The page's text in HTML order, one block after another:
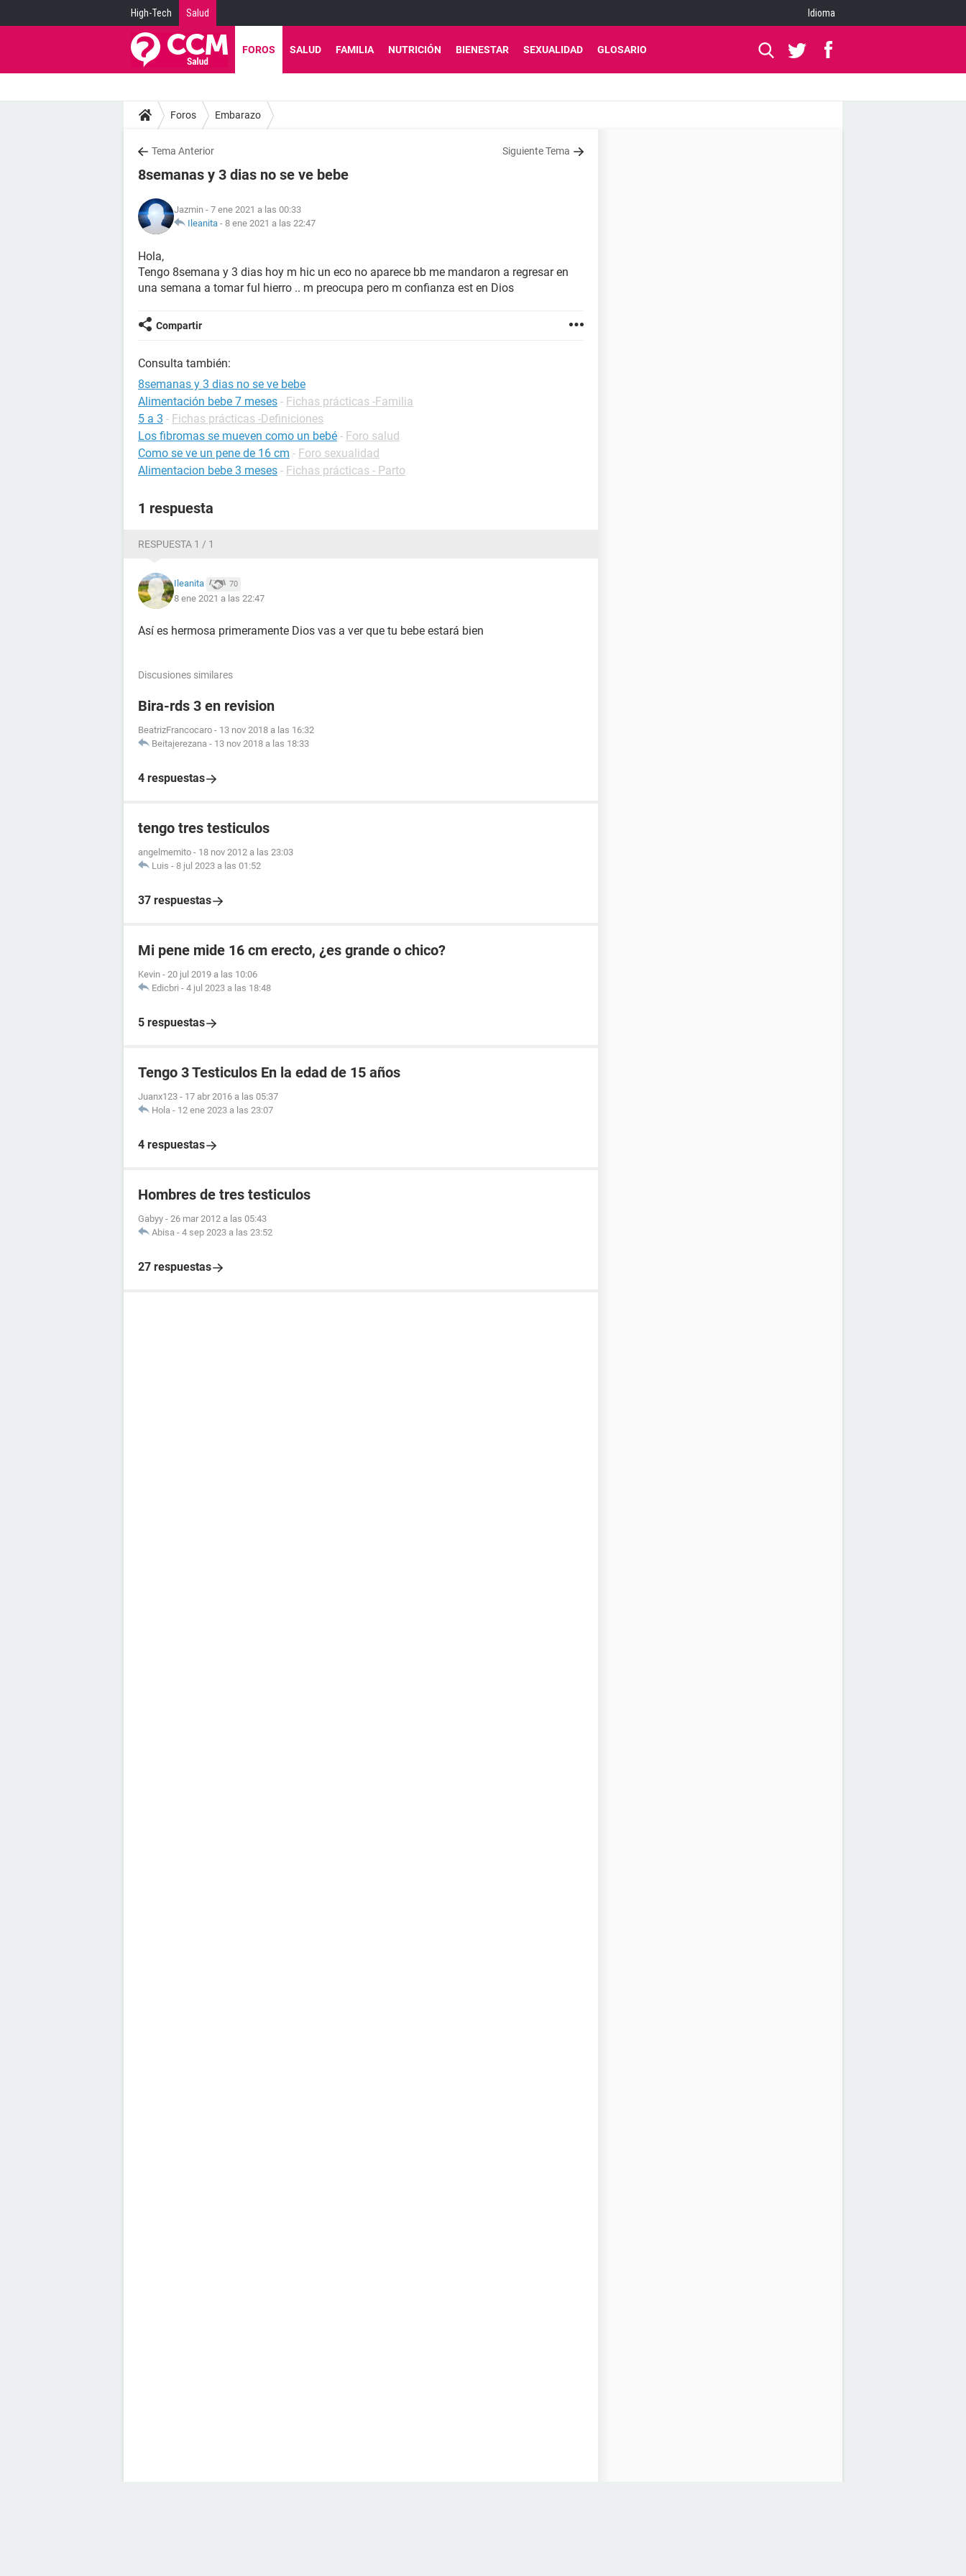
High-Tech Salud Idioma
FOROS SALUD FAMILIA NUTRICIÓN BIENESTAR SEXUALIDAD GLOSARIO
Foros Embarazo
Tema Anterior Siguiente Tema
8semanas y 3 dias no se ve bebe
Jazmin - 7 ene 2021 a las 00:33
Ileanita - 8 ene 2021 a las 22:47
Hola,
Tengo 8semana y 3 dias hoy m hic un eco no aparece bb me mandaron a regresar en
una semana a tomar ful hierro .. m preocupa pero m confianza est en Dios
Compartir
Consulta también:
8semanas y 3 dias no se ve bebe
Alimentación bebe 7 meses - Fichas prácticas -Familia
5 a 3 - Fichas prácticas -Definiciones
Los fibromas se mueven como un bebé - Foro salud
Como se ve un pene de 16 cm - Foro sexualidad
Alimentacion bebe 3 meses - Fichas prácticas - Parto
1 respuesta
RESPUESTA 1 / 1
Ileanita 70
8 ene 2021 a las 22:47
Así es hermosa primeramente Dios vas a ver que tu bebe estará bien
Discusiones similares
Bira-rds 3 en revision
BeatrizFrancocaro - 13 nov 2018 a las 16:32
Beitajerezana - 13 nov 2018 a las 18:33
4 respuestas
tengo tres testiculos
angelmemito - 18 nov 2012 a las 23:03
Luis - 8 jul 2023 a las 01:52
37 respuestas
Mi pene mide 16 cm erecto, ¿es grande o chico?
Kevin - 20 jul 2019 a las 10:06
Edicbri - 4 jul 2023 a las 18:48
5 respuestas
Tengo 3 Testiculos En la edad de 15 años
Juanx123 - 17 abr 2016 a las 05:37
Hola - 12 ene 2023 a las 23:07
4 respuestas
Hombres de tres testiculos
Gabyy - 26 mar 2012 a las 05:43
Abisa - 4 sep 2023 a las 23:52
27 respuestas